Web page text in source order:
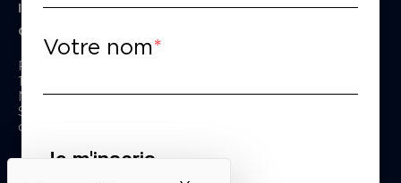
Informations techniques
Contact presse
Passage Moliėre
157, rue Saint-Martin - 75003 Paris
M° Rambuteau - RER Les Halles
Standard tél : 01 44 54 53 00
du mardi au samedi de 15h à 18h
Votre nom
Je m'inscris